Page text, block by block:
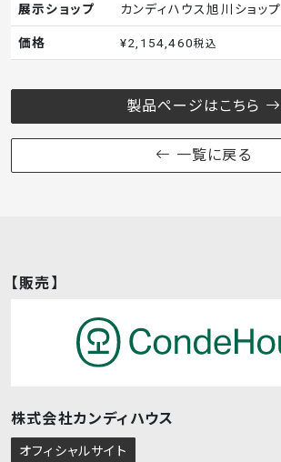
展示ショップ カンディハウス旭川ショップ
価格 ¥2,154,460税込
製品ページはこちら
一覧に戻る
【販売】
株式会社カンディハウス
オフィシャルサイト